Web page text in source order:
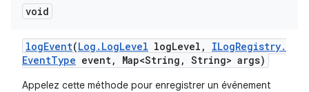
void
logEvent(Log . LogLevel logLevel , ILogRegistry.
EventType event, Map<String , String> args)
Appelez cette méthode pour enregistrer un événement